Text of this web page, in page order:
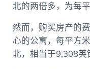
北的两倍多，为每
然而，购买房产的
心的公寓，每平方
北，相当于9,308英